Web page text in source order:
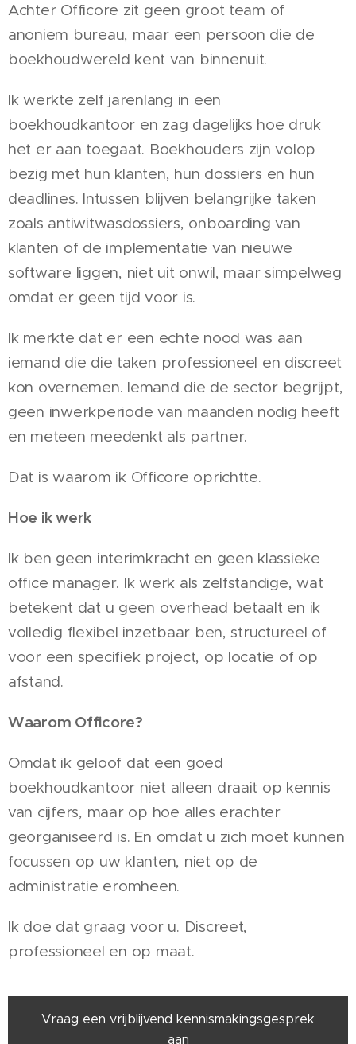
Achter Officore zit geen groot team of
anoniem bureau, maar een persoon die de
boekhoudwereld kent van binnenuit.
Ik werkte zelf jarenlang in een
boekhoudkantoor en zag dagelijks hoe druk
het er aan toegaat. Boekhouders zijn volop
bezig met hun klanten, hun dossiers en hun
deadlines. Intussen blijven belangrijke taken
zoals antiwitwasdossiers, onboarding van
klanten of de implementatie van nieuwe
software liggen, niet uit onwil, maar simpelweg
omdat er geen tijd voor is.
Ik merkte dat er een echte nood was aan
iemand die die taken professioneel en discreet
kon overnemen. Iemand die de sector begrijpt,
geen inwerkperiode van maanden nodig heeft
en meteen meedenkt als partner.
Dat is waarom ik Officore oprichtte.
Hoe ik werk
Ik ben geen interimkracht en geen klassieke
office manager. Ik werk als zelfstandige, wat
betekent dat u geen overhead betaalt en ik
volledig flexibel inzetbaar ben, structureel of
voor een specifiek project, op locatie of op
afstand.
Waarom Officore?
Omdat ik geloof dat een goed
boekhoudkantoor niet alleen draait op kennis
van cijfers, maar op hoe alles erachter
georganiseerd is. En omdat u zich moet kunnen
focussen op uw klanten, niet op de
administratie eromheen.
Ik doe dat graag voor u. Discreet,
professioneel en op maat.
Vraag een vrijblijvend kennismakingsgesprek
aan